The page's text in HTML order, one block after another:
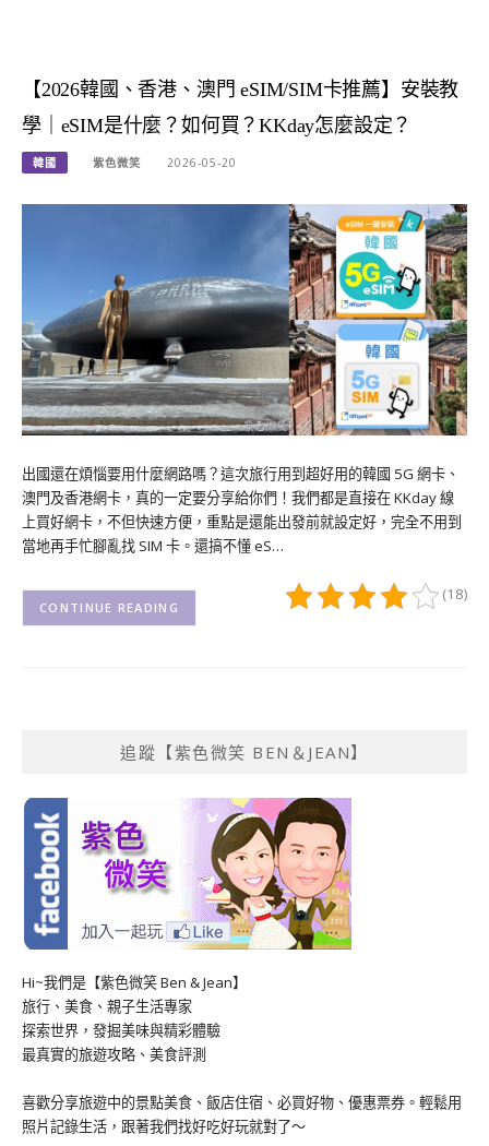
【2026韓國、香港、澳門 eSIM/SIM卡推薦】安裝教
學｜eSIM是什麼？如何買？KKday怎麼設定？
韓國 紫色微笑 2026-05-20
出國還在煩惱要用什麼網路嗎？這次旅行用到超好用的韓國 5G 網卡、
澳門及香港網卡，真的一定要分享給你們！我們都是直接在 KKday 線
上買好網卡，不但快速方便，重點是還能出發前就設定好，完全不用到
當地再手忙腳亂找 SIM 卡。還搞不懂 eS…
(18)
CONTINUE READING
追蹤【紫色微笑 BEN＆JEAN】
Hi~我們是【紫色微笑 Ben & Jean】
旅行、美食、親子生活專家
探索世界，發掘美味與精彩體驗
最真實的旅遊攻略、美食評測
喜歡分享旅遊中的景點美食、飯店住宿、必買好物、優惠票券。輕鬆用
照片記錄生活，跟著我們找好吃好玩就對了～